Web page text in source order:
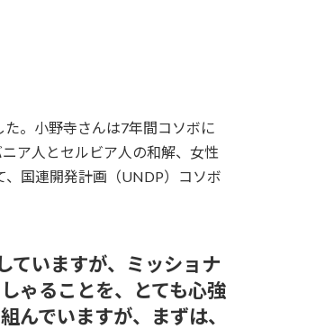
。小野寺さんは7年間コソボに
ア人とセルビア人の和解、女性
国連開発計画（UNDP）コソボ
ていますが、ミッショナ
ゃることを、とても心強
んでいますが、まずは、